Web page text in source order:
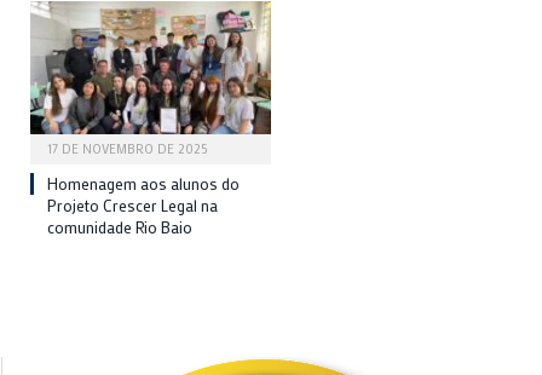
17 DE NOVEMBRO DE 2025
Homenagem aos alunos do
Projeto Crescer Legal na
comunidade Rio Baio